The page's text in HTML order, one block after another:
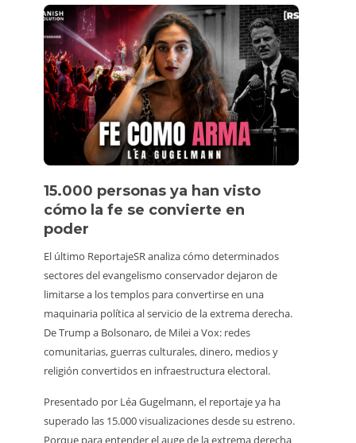
15.000 personas ya han visto
cómo la fe se convierte en
poder
El último ReportajeSR analiza cómo determinados
sectores del evangelismo conservador dejaron de
limitarse a los templos para convertirse en una
maquinaria política al servicio de la extrema derecha.
De Trump a Bolsonaro, de Milei a Vox: redes
comunitarias, guerras culturales, dinero, medios y
religión convertidos en infraestructura electoral.
Presentado por Léa Gugelmann, el reportaje ya ha
superado las 15.000 visualizaciones desde su estreno.
Porque para entender el auge de la extrema derecha